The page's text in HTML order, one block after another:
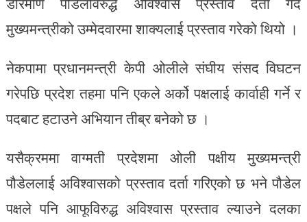
मुख्यमन्त्रीको उम्मेदवारमा शाक्यलाई प्रस्ताव गरेको थियो ।
नेकपामा प्रधानमन्त्री केपी ओलीले संघीय संसद विघटन
गरेपछि प्रदेश तहमा पनि एकले अर्को पक्षलाई कार्वाही गर्ने र
पदबाट हटाउने अभियान तीब्र बनेको छ ।
यसैक्रममा वाग्मती प्रदेशमा ओली पक्षीय मुख्यमन्त्री
पौडेललाई अविश्वासको प्रस्ताव दर्ता गरिएको छ भने पौडेल
पक्षले पनि आफूविरुद्ध अविश्वास प्रस्ताव ल्याउने दलका